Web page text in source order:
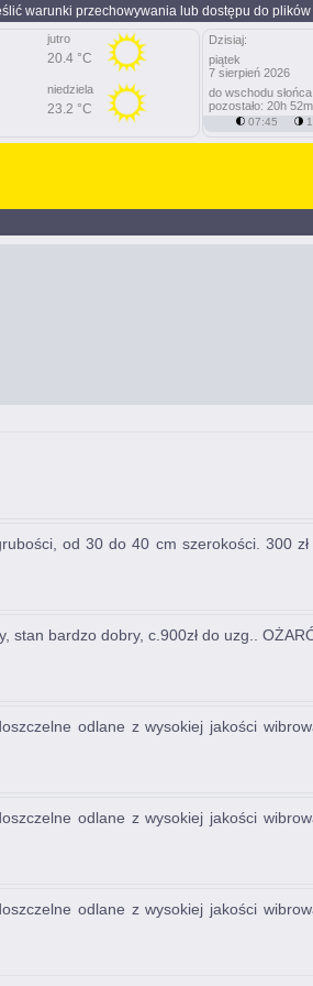
warunki przechowywania lub dostępu do
jutro
20.4 °C
niedziela
23.2 °C
Dzisiaj:
piątek
7 sierpień 2026
do wschodu słońca
pozostało: 20h
07:45
od 30 do 40 cm szerokości. 300
stan bardzo dobry, c.900zł do uzg..
odlane z wysokiej jakości
odlane z wysokiej jakości
odlane z wysokiej jakości